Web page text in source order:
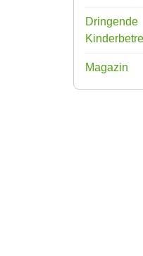
Dringende
Magazin